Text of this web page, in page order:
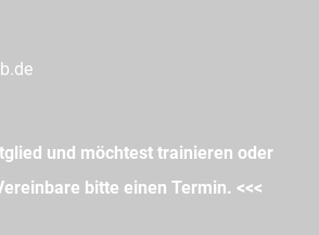
und möchtest trainieren oder
bitte einen Termin. <<<